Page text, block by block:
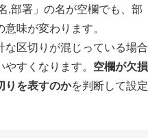
,部署」の名が空欄でも、部
味が変わります。
区切りが混じっている場合
すくなります。 空欄が欠損
りを表すのかを判断して設定